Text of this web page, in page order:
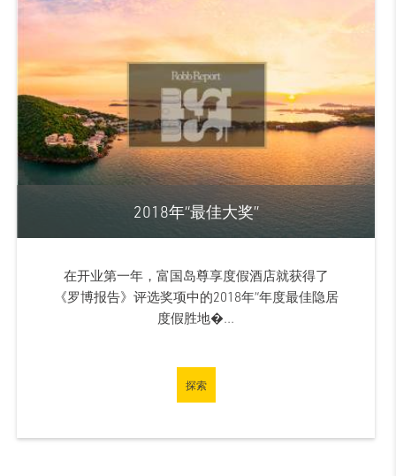
2018年“最佳大奖”
在开业第一年，富国岛尊享度假酒店就获得了
《罗博报告》评选奖项中的2018年“年度最佳隐居
度假胜地�...
探索